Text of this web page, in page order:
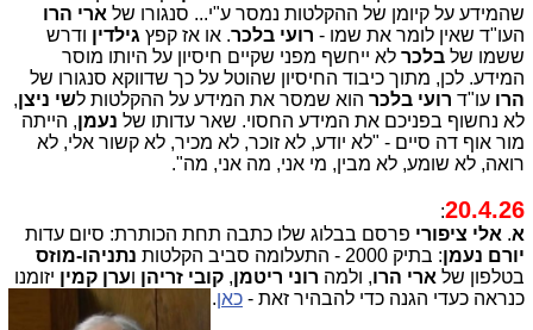
שהמידע על קיומן של ההקלטות נמסר ע"י... סנגורו של ארי הרו
העו"ד שאין לומר את שמו - רועי בלכר. או אז קפץ גילדין ודרש
ששמו של בלכר לא ייחשף מפני שקיים חיסיון על היותו מוסר
המידע. לכן, מתוך כיבוד החיסיון שהוטל על כך שדווקא סנגורו של
הרו עו"ד רועי בלכר הוא שמסר את המידע על ההקלטות לשי ניצן,
לא נחשוף בפניכם את המידע החסוי. שאר עדותו של נעמן, הייתה
מור אוף דה סיים - "לא יודע, לא זוכר, לא מכיר, לא קשור אלי, לא
רואה, לא שומע, לא מבין, מי אני, מה אני, מה".
20.4.26
:
א. אלי ציפורי פרסם בבלוג שלו כתבה תחת הכותרת: סיום עדות
יורם נעמן: בתיק 2000 - התעלומה סביב הקלטות
נתניהו-מוזס
בטלפון של ארי הרו, ולמה רוני ריטמן, קובי זריהן וערן קמין יזומנו
כנראה כעדי הגנה כדי להבהיר זאת - כאן.